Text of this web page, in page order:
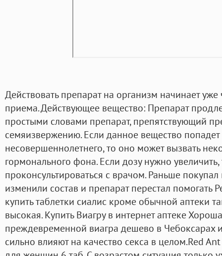
Действовать препарат на организм начинает
приема. Действующее вещество: Препарат
простыми словами препарат, препятствующий
семяизвержению. Если данное вещество
несовершеннолетнего, то оно может вызвать
гормонального фона. Если дозу нужно
проконсультироваться с врачом. Раньше
изменили состав и препарат перестал помогать
купить таблетки сиалис кроме обычной аптеки
высокая. Купить Виагру в интернет аптеке
преждевременной виагра дешево в Чебоксарах
сильно влияют на качество секса в целом.Red